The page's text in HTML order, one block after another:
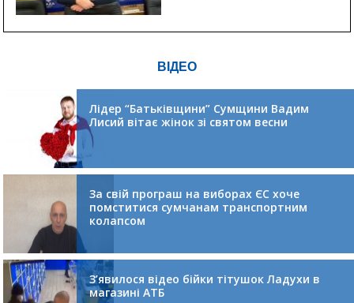
ВІДЕО
Лідер “Батьківщини” Сумщини Вадим
Лисий вітає жінок зі святом весни
За свій програш на виборах ЄС хоче
помститися сумчанам транспортним
колапсом
З’явилося відео бійки тітушок Ладухи в
магазині АТБ